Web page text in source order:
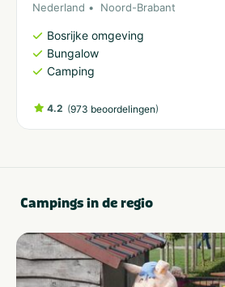
Nederland Noord-Brabant
Bosrijke omgeving
Bungalow
Camping
4.2 (973 beoordelingen)
Campings in de regio